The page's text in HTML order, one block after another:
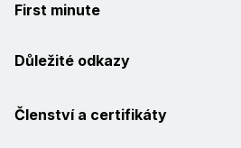
First minute
Důležité odkazy
Členství a certifikáty